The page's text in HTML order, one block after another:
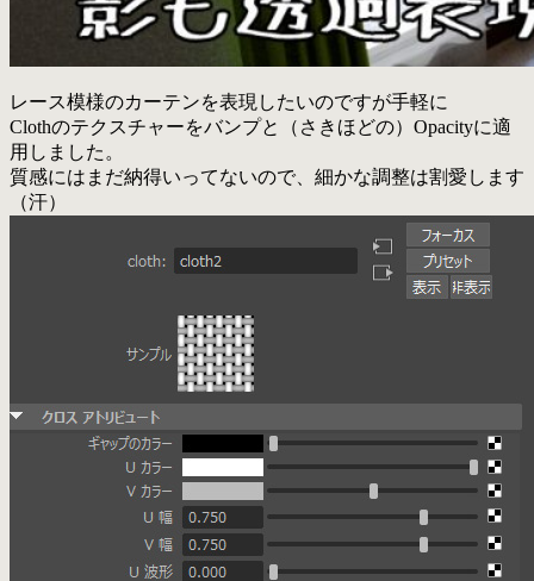
レース模様のカーテンを表現したいのですが手軽に
Clothのテクスチャーをバンプと（さきほどの）Opacityに適
用しました。
質感にはまだ納得いってないので、細かな調整は割愛します
（汗）